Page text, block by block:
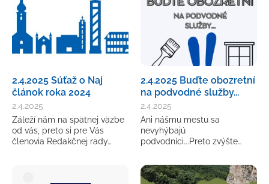
2.4.2025 Súťaž o Naj
článok roka 2024
2.4.2025
Záleží nám na spätnej väzbe
od vás, preto si pre Vás
členovia Redakčnej rady…
2.4.2025 Buďte obozretní
na podvodné služby...
2.4.2025
Ani nášmu mestu sa
nevyhýbajú
podvodníci...Preto zvýšte…